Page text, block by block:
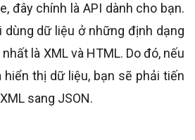
đây chính là API dành cho bạn.
dữ liệu ở những định dạng
là XML và HTML. Do đó, nếu
hiển thị dữ liệu, bạn sẽ phải tiến
sang JSON.